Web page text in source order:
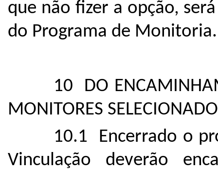
que não fizer a opção,
do Programa de Monitoria.
10 DO
MONITORES
10.1 Encerrado o
Vinculação deverão